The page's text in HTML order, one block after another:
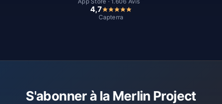
4,7
Capterra
S'abonner à la Merlin Project